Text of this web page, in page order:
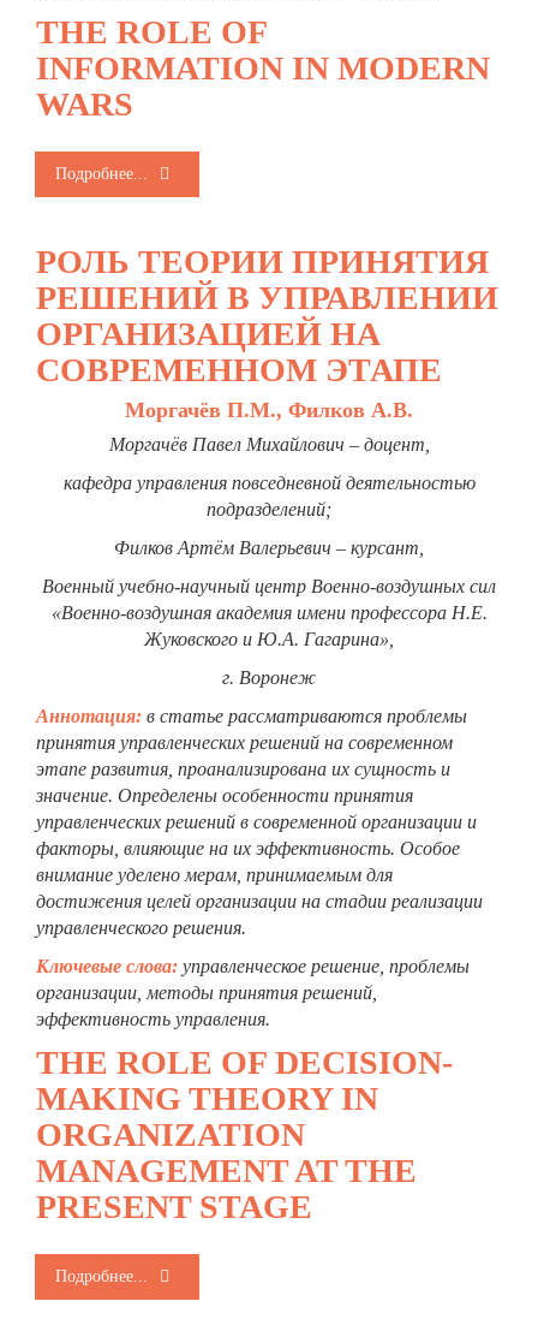
THE ROLE OF
INFORMATION IN MODERN
WARS
Подробнее...
РОЛЬ ТЕОРИИ ПРИНЯТИЯ
РЕШЕНИЙ В УПРАВЛЕНИИ
ОРГАНИЗАЦИЕЙ НА
СОВРЕМЕННОМ ЭТАПЕ
Моргачёв П.М., Филков А.В.
Моргачёв Павел Михайлович – доцент,
кафедра управления повседневной деятельностью
подразделений;
Филков Артём Валерьевич – курсант,
Военный учебно-научный центр Военно-воздушных сил
«Военно-воздушная академия имени профессора Н.Е.
Жуковского и Ю.А. Гагарина»,
г. Воронеж
Аннотация: в статье рассматриваются проблемы
принятия управленческих решений на современном
этапе развития, проанализирована их сущность и
значение. Определены особенности принятия
управленческих решений в современной организации и
факторы, влияющие на их эффективность. Особое
внимание уделено мерам, принимаемым для
достижения целей организации на стадии реализации
управленческого решения.
Ключевые слова: управленческое решение, проблемы
организации, методы принятия решений,
эффективность управления.
THE ROLE OF DECISION-
MAKING THEORY IN
ORGANIZATION
MANAGEMENT AT THE
PRESENT STAGE
Подробнее...